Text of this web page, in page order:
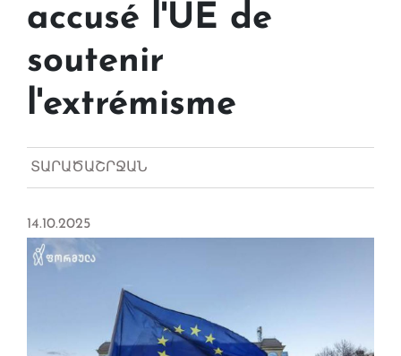
accusé l'UE de
soutenir
l'extrémisme
ՏԱՐԱԾԱՇՐՋԱՆ
14.10.2025